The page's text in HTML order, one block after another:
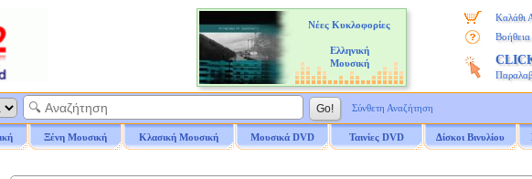
Νέες Κυκλοφορίες
Ελληνική
Μουσική
Καλάθι
Βοήθεια
Σύνθετη Αναζήτηση
Ξένη Μουσική Κλασική Μουσική Μουσικά DVD Ταινίες DVD Δίσκοι Βινυλίου